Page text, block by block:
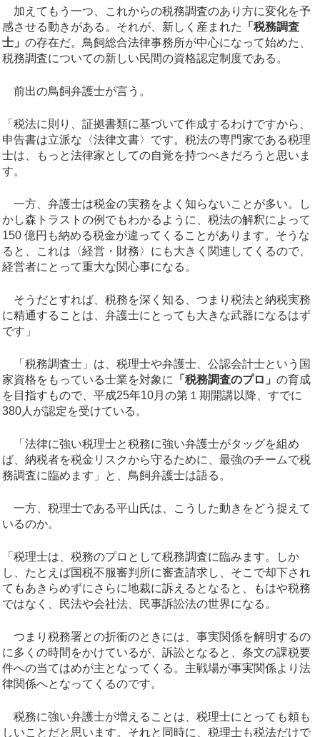
加えてもう一つ、これからの税務調査のあり方に変化を予
感させる動きがある。それが、新しく産まれた
「税務調査
士」 の存在だ。鳥飼総合法律事務所が中心になって始めた、
税務調査についての新しい民間の資格認定制度である。
前出の鳥飼弁護士が言う。
「税法に則り、証拠書類に基づいて作成するわけですから、
申告書は立派な〈法律文書〉です。税法の専門家である税理
士は、もっと法律家としての自覚を持つべきだろうと思いま
す。
一方、弁護士は税金の実務をよく知らないことが多い。し
かし森トラストの例でもわかるように、税法の解釈によって
150 億円も納める税金が違ってくることがあります。そうな
ると、これは〈経営・財務〉にも大きく関連してくるので、
経営者にとって重大な関心事になる。
そうだとすれば、税務を深く知る、つまり税法と納税実務
に精通することは、弁護士にとっても大きな武器になるはず
です」
「税務調査士」は、税理士や弁護士、公認会計士という国
家資格をもっている士業を対象に
「税務調査のプロ」 の育成
を目指すもので、平成25年10月の第１期開講以降、すでに
380人が認定を受けている。
「法律に強い税理士と税務に強い弁護士がタッグを組め
ば、納税者を税金リスクから守るために、最強のチームで税
務調査に臨めます」と、鳥飼弁護士は語る。
一方、税理士である平山氏は、こうした動きをどう捉えて
いるのか。
「税理士は、税務のプロとして税務調査に臨みます。しか
し、たとえば国税不服審判所に審査請求し、そこで却下され
てもあきらめずにさらに地裁に訴えるとなると、もはや税務
ではなく、民法や会社法、民事訴訟法の世界になる。
つまり税務署との折衝のときには、事実関係を解明するの
に多くの時間をかけているが、訴訟となると、条文の課税要
件への当てはめが主となってくる。主戦場が事実関係より法
律関係へとなってくるのです。
税務に強い弁護士が増えることは、税理士にとっても頼も
しいことだと思います。それと同時に、税理士も税法だけで